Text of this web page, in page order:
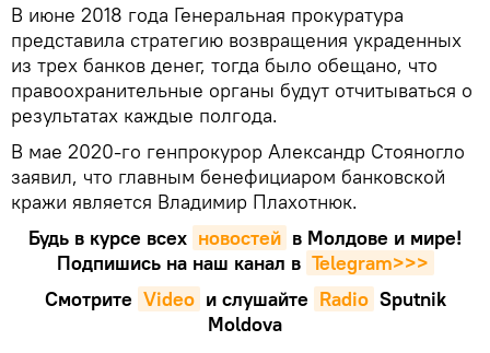
В июне 2018 года Генеральная прокуратура
представила стратегию возвращения украденных
из трех банков денег, тогда было обещано, что
правоохранительные органы будут отчитываться о
результатах каждые полгода.
В мае 2020-го генпрокурор Александр Стояногло
заявил, что главным бенефициаром банковской
кражи является Владимир Плахотнюк.
Будь в курсе всех новостей в Молдове и мире!
Подпишись на наш канал в Telegram>>>
Смотрите Video и слушайте Radio Sputnik
Moldova